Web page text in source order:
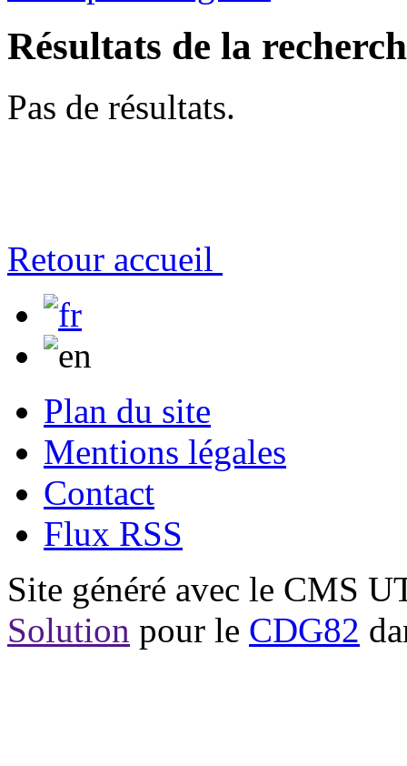
Résultats de la
Pas de résultats.
Retour accueil
Plan du site
Mentions légales
Contact
Flux RSS
Site généré avec le CMS
Solution pour le CDG82